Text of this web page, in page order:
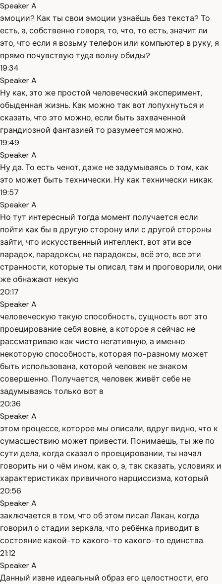
Speaker A
эмоции? Как ты свои эмоции узнаёшь без текста? То
есть, а, собственно говоря, то, что, то есть, значит ли
это, что если я возьму телефон или компьютер в руку, я
прямо почувствую туда волну обиды?
19:34
Speaker A
Ну как, это же простой человеческий эксперимент,
обыденная жизнь. Как можно так вот лопухнуться и
сказать, что это можно, если быть захваченной
грандиозной фантазией то разумеется можно.
19:49
Speaker A
Ну да. То есть ченот, даже не задумываясь о том, как
это может быть технически. Ну как технически никак.
19:57
Speaker A
Но тут интересный тогда момент получается если
пойти как бы в другую сторону или с другой стороны
зайти, что искусственный интеллект, вот эти все
парадок, парадоксы, не парадоксы, всё это, все эти
странности, которые ты описал, там и проговорили, они
же обнажают некую
20:17
Speaker A
человеческую такую способность, сущность вот это
проецирование себя вовне, а которое я сейчас не
рассматриваю как чисто негативную, а именно
некоторую способность, которая по-разному может
быть использована, которой человек не знаком
совершенно. Получается, человек живёт себе не
задумываясь только вот в
20:36
Speaker A
этом процессе, которое мы описали, вдруг видно, что к
сумасшествию может привести. Понимаешь, ты же по
сути дела, когда сказал о проецировании, ты начал
говорить ни о чём ином, как о, э, так сказать, условиях и
характеристиках привичного нарциссизма, который
20:56
Speaker A
заключается в том, что об этом писал Лакан, когда
говорил о стадии зеркала, что ребёнка приводит в
состояние какой-то какого-то какого-то единства.
21:12
Speaker A
Данный извне идеальный образ его целостности, его